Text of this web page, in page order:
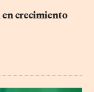
en crecimiento